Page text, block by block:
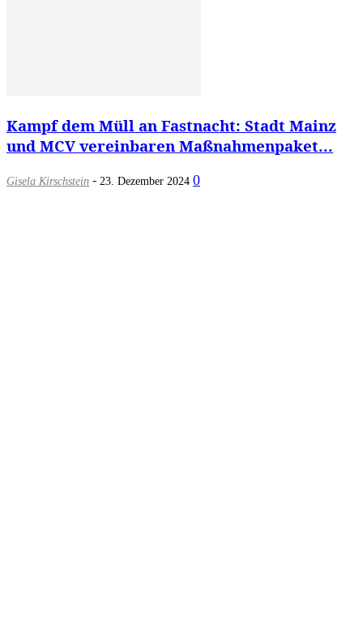
Kampf dem Müll an Fastnacht: Stadt Mainz
und MCV vereinbaren Maßnahmenpaket...
Gisela Kirschstein - 23. Dezember 2024 0